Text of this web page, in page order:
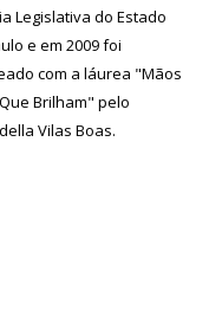
Legislativa do Estado
e em 2009 foi
com a láurea "Mãos
Brilham" pelo
Vilas Boas.